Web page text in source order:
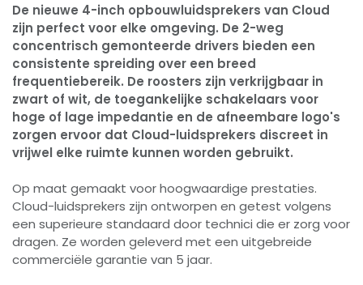
De nieuwe 4-inch opbouwluidsprekers van Cloud
zijn perfect voor elke omgeving. De 2-weg
concentrisch gemonteerde drivers bieden een
consistente spreiding over een breed
frequentiebereik. De roosters zijn verkrijgbaar in
zwart of wit, de toegankelijke schakelaars voor
hoge of lage impedantie en de afneembare logo's
zorgen ervoor dat Cloud-luidsprekers discreet in
vrijwel elke ruimte kunnen worden gebruikt.
Op maat gemaakt voor hoogwaardige prestaties.
Cloud-luidsprekers zijn ontworpen en getest volgens
een superieure standaard door technici die er zorg voor
dragen. Ze worden geleverd met een uitgebreide
commerciële garantie van 5 jaar.